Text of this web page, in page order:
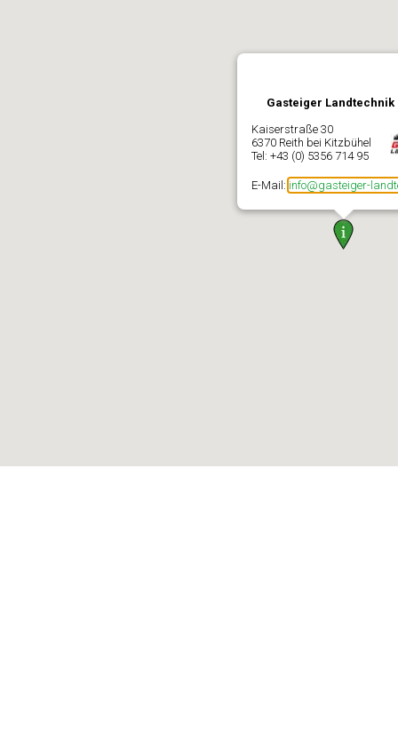
Gasteiger Landtechnik
Kaiserstraße 30
6370 Reith bei Kitzbühel
Tel: +43 (0) 5356 714 95
E-Mail: info@gasteiger-